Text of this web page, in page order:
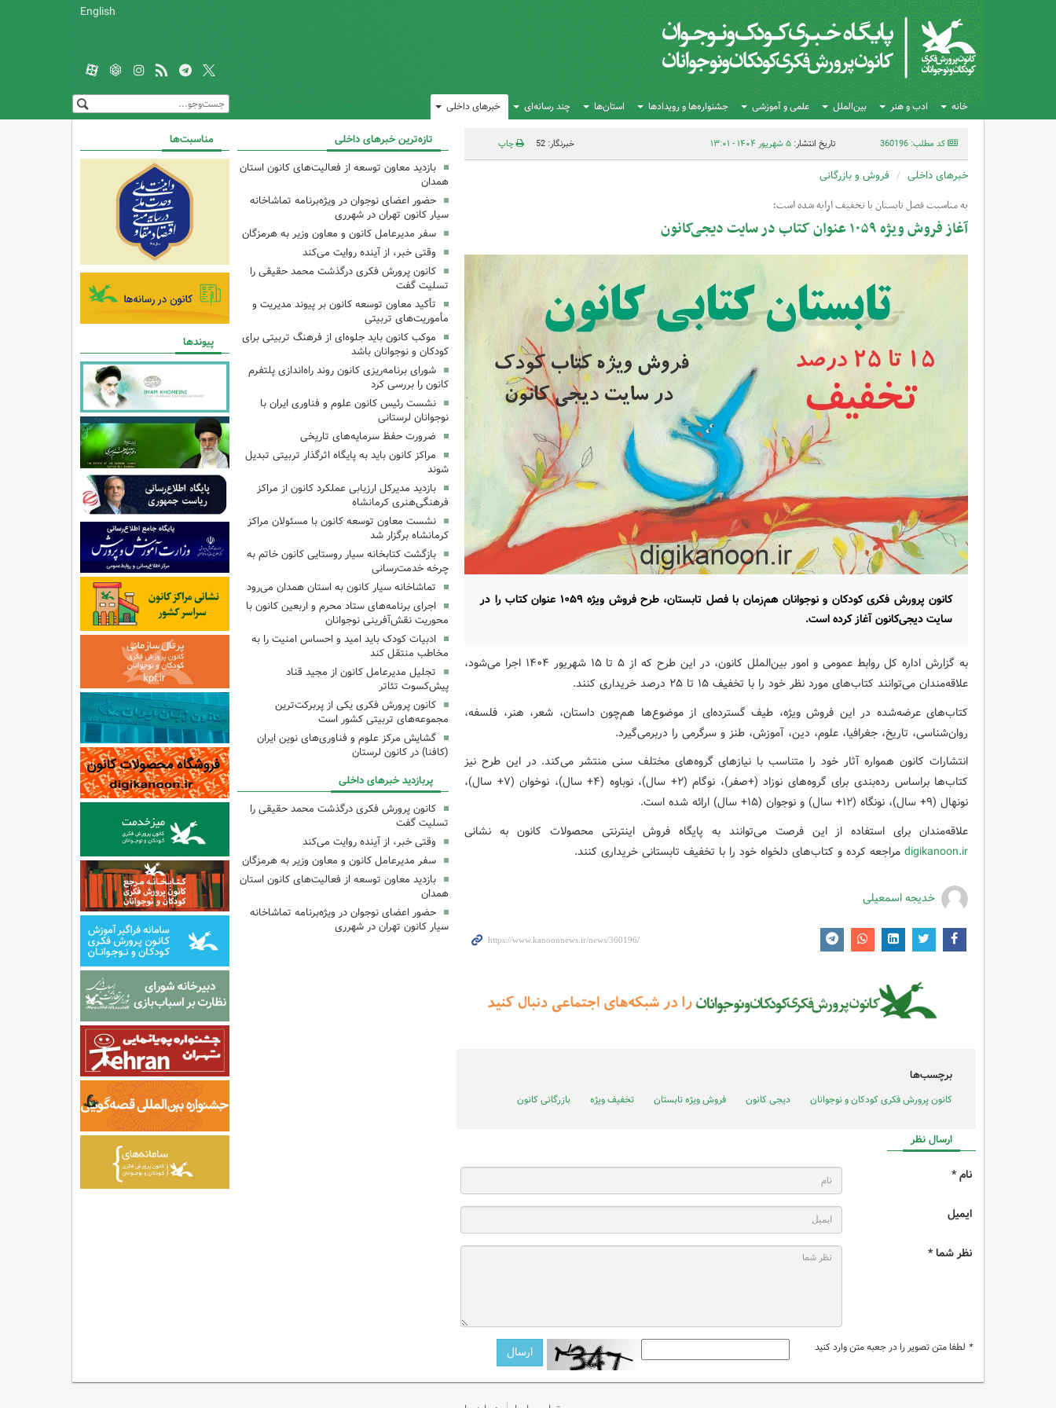
English
خانه ادب و هنر بین‌الملل علمی و آموزشی جشنواره‌ها و رویدادها استان‌ها چند رسانه‌ای خبرهای داخلی
کد مطلب: 360196 تاریخ انتشار:۵ شهریور ۱۴۰۴ - ۱۳:۰۱ خبرنگار: 52 چاپ
خبرهای داخلی فروش و بازرگانی
به مناسبت فصل تابستان با تخفیف ارایه شده است؛
آغاز فروش ویژه ۱۰۵۹ عنوان کتاب در سایت دیجی‌کانون
کانون پرورش فکری کودکان و نوجوانان هم‌زمان با فصل تابستان، طرح فروش ویژه ۱۰۵۹ عنوان کتاب را در
سایت دیجی‌کانون آغاز کرده است.
به گزارش اداره کل روابط عمومی و امور بین‌الملل کانون، در این طرح که از ۵ تا ۱۵ شهریور ۱۴۰۴ اجرا می‌شود،
علاقه‌مندان می‌توانند کتاب‌های مورد نظر خود را با تخفیف ۱۵ تا ۲۵ درصد خریداری کنند.
کتاب‌های عرضه‌شده در این فروش ویژه، طیف گسترده‌ای از موضوع‌ها هم‌چون داستان، شعر، هنر، فلسفه،
روان‌شناسی، تاریخ، جغرافیا، علوم، دین، آموزش، طنز و سرگرمی را دربرمی‌گیرد.
انتشارات کانون همواره آثار خود را متناسب با نیازهای گروه‌های مختلف سنی منتشر می‌کند. در این طرح نیز
کتاب‌ها براساس رده‌بندی برای گروه‌های نوزاد (+صفر)، نوگام (۲+ سال)، نوباوه (۴+ سال)، نوخوان (۷+ سال)،
نونهال (۹+ سال)، نونگاه (۱۲+ سال) و نوجوان (۱۵+ سال) ارائه شده‌ است.
علاقه‌مندان برای استفاده از این فرصت می‌توانند به پایگاه فروش اینترنتی محصولات کانون به نشانی
digikanoon.ir مراجعه کرده و کتاب‌های دلخواه خود را با تخفیف تابستانی خریداری کنند.
خدیجه اسمعیلی
برچسب‌ها
کانون پرورش فکری کودکان و نوجوانان دیجی کانون فروش ویژه تابستان تخفیف ویژه بازرگانی کانون
ارسال نظر
نام *
ایمیل
نظر شما *
* لطفا متن تصویر را در جعبه متن وارد کنید
تازه‌ترین خبرهای داخلی
بازدید معاون توسعه از فعالیت‌های کانون استان
همدان
حضور اعضای نوجوان در ویژه‌برنامه تماشاخانه
سیار کانون تهران در شهرری
سفر مدیرعامل کانون و معاون وزیر به هرمزگان
وقتی خبر، از آینده روایت می‌کند
کانون پرورش فکری درگذشت محمد حقیقی را
تسلیت گفت
تأکید معاون توسعه کانون بر پیوند مدیریت و
مأموریت‌های تربیتی
موکب کانون باید جلوه‌ای از فرهنگ تربیتی برای
کودکان و نوجوانان باشد
شورای برنامه‌ریزی کانون روند راه‌اندازی پلتفرم
کانون را بررسی کرد
نشست رئیس کانون علوم و فناوری ایران با
نوجوانان لرستانی
ضرورت حفظ سرمایه‌های تاریخی
مراکز کانون باید به پایگاه اثرگذار تربیتی تبدیل
شوند
بازدید مدیرکل ارزیابی عملکرد کانون از مراکز
فرهنگی‌هنری کرمانشاه
نشست معاون توسعه کانون با مسئولان مراکز
کرمانشاه برگزار شد
بازگشت کتابخانه سیار روستایی کانون خاتم به
چرخه خدمت‌رسانی
تماشاخانه سیار کانون به استان همدان می‌رود
اجرای برنامه‌های ستاد محرم و اربعین کانون با
محوریت نقش‌آفرینی نوجوانان
ادبیات کودک باید امید و احساس امنیت را به
مخاطب منتقل کند
تجلیل مدیرعامل کانون از مجید قناد
پیش‌کسوت تئاتر
کانون پرورش فکری یکی از پربرکت‌ترین
مجموعه‌های تربیتی کشور است
گشایش مرکز علوم و فناوری‌های نوین ایران
(کافنا) در کانون لرستان
پربازدید خبرهای داخلی
کانون پرورش فکری درگذشت محمد حقیقی را
تسلیت گفت
وقتی خبر، از آینده روایت می‌کند
سفر مدیرعامل کانون و معاون وزیر به هرمزگان
بازدید معاون توسعه از فعالیت‌های کانون استان
همدان
حضور اعضای نوجوان در ویژه‌برنامه تماشاخانه
سیار کانون تهران در شهرری
مناسبت‌ها
پیوندها